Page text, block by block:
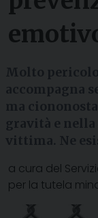
a cura del
per la tutela